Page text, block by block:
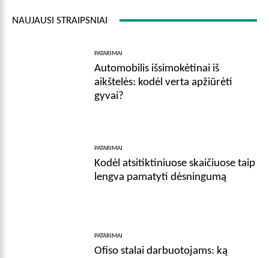
NAUJAUSI STRAIPSNIAI
PATARIMAI
Automobilis išsimokėtinai iš
aikštelės: kodėl verta apžiūrėti
gyvai?
PATARIMAI
Kodėl atsitiktiniuose skaičiuose taip
lengva pamatyti dėsningumą
PATARIMAI
Ofiso stalai darbuotojams: ką